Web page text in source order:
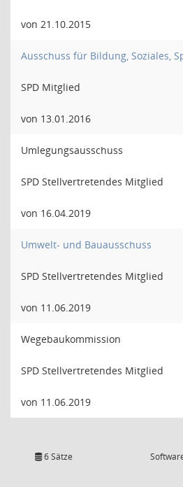
von 21.10.2015
Ausschuss für Bildung, Soziales,
SPD Mitglied
von 13.01.2016
Umlegungsausschuss
SPD Stellvertretendes Mitglied
von 16.04.2019
Umwelt- und Bauausschuss
SPD Stellvertretendes Mitglied
von 11.06.2019
Wegebaukommission
SPD Stellvertretendes Mitglied
von 11.06.2019
6 Sätze